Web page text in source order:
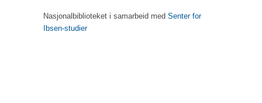
Nasjonalbiblioteket i samarbeid med Senter for
Ibsen-studier